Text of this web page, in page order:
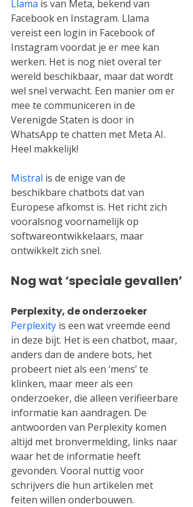
Llama is van Meta, bekend van
Facebook en Instagram. Llama
vereist een login in Facebook of
Instagram voordat je er mee kan
werken. Het is nog niet overal ter
wereld beschikbaar, maar dat wordt
wel snel verwacht. Een manier om er
mee te communiceren in de
Verenigde Staten is door in
WhatsApp te chatten met Meta AI.
Heel makkelijk!
Mistral is de enige van de
beschikbare chatbots dat van
Europese afkomst is. Het richt zich
vooralsnog voornamelijk op
softwareontwikkelaars, maar
ontwikkelt zich snel.
Nog wat ‘speciale gevallen’
Perplexity, de onderzoeker
Perplexity is een wat vreemde eend
in deze bijt. Het is een chatbot, maar,
anders dan de andere bots, het
probeert niet als een ‘mens’ te
klinken, maar meer als een
onderzoeker, die alleen verifieerbare
informatie kan aandragen. De
antwoorden van Perplexity komen
altijd met bronvermelding, links naar
waar het de informatie heeft
gevonden. Vooral nuttig voor
schrijvers die hun artikelen met
feiten willen onderbouwen.